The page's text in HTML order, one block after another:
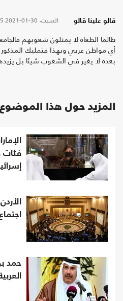
قالو علينا قالو السبت، 30-01-2021
طالما الطغاة لا يمثلون شعوبهم
أي مواطن عربي وبهذا فتمليك المذكور
بعده لا يغير في الشعوب شيئا بل
المزيد حول هذا الموضوع
فئات
حمد